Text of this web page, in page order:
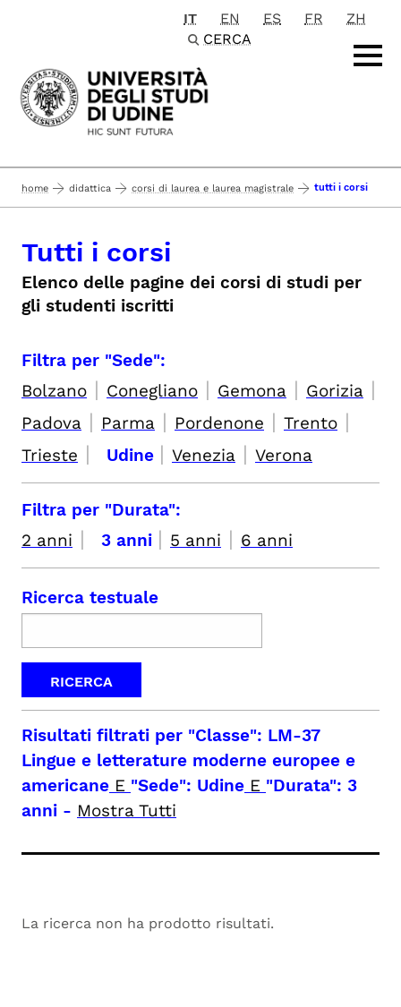
Passa al contenuto principale
IT EN ES FR
ZH
CERCA
home didattica corsi di laurea e laurea magistrale tutti i corsi
Tutti i corsi
Elenco delle pagine dei corsi di studi per
gli studenti iscritti
Filtra per "Sede":
Bolzano | Conegliano | Gemona | Gorizia |
Padova | Parma | Pordenone | Trento |
Trieste | Udine | Venezia | Verona
Filtra per "Durata":
2 anni | 3 anni | 5 anni | 6 anni
Ricerca testuale
Risultati filtrati per "Classe": LM-37
Lingue e letterature moderne europee e
americane E "Sede": Udine E "Durata": 3
anni - Mostra Tutti
La ricerca non ha prodotto risultati.